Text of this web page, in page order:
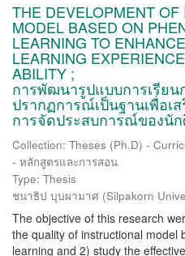
THE DEVELOPMENT
MODEL BASED ON
LEARNING TO
LEARNING
ABILITY ;
การพัฒนารูปแบบการเรีย
ปรากฏการณ์เป็นฐานเพื่อเ
การจัดประสบการณ์ของนั
Collection: Theses (Ph.D) -
- หลักสูตรและการสอน
Type: Thesis
ชนาธิป บุบผามาศ (Silpakorn
The objective of this research
the quality of instructional model
learning and 2) study the